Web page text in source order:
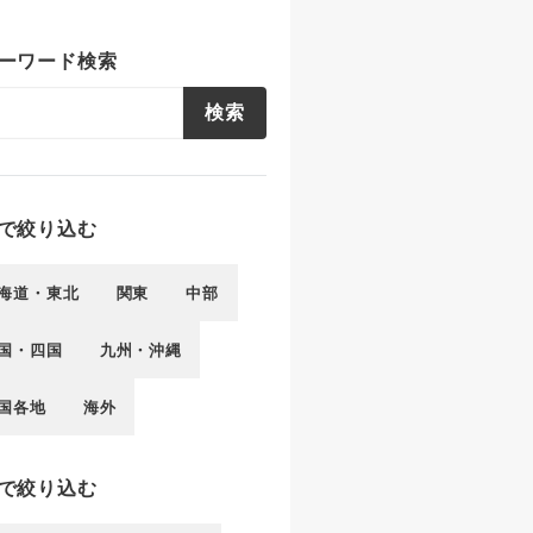
ワード検索
検索
絞り込む
道・東北 関東 中部
・四国 九州・沖縄
各地 海外
絞り込む